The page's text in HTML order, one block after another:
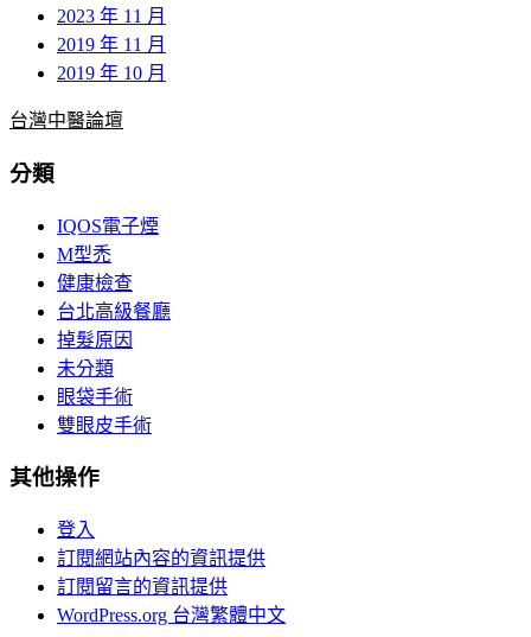
2023 年 11 月
2019 年 11 月
2019 年 10 月
台灣中醫論壇
分類
IQOS電子煙
M型禿
健康檢查
台北高級餐廳
掉髮原因
未分類
眼袋手術
雙眼皮手術
其他操作
登入
訂閱網站內容的資訊提供
訂閱留言的資訊提供
WordPress.org 台灣繁體中文